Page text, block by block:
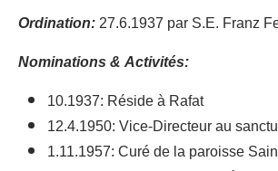
Ordination:27.6.1937 par S.E. Franz
Nominations & Activités:
10.1937: Réside à Rafat
12.4.1950: Vice-Directeur au
1.11.1957: Curé de la paroisse